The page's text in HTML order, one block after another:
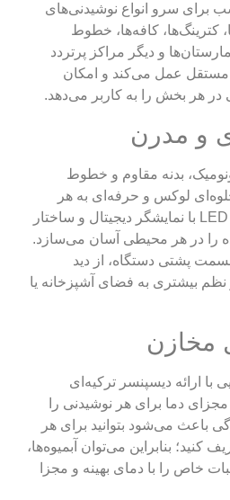
مناسب برای سرو انواع نوشیدنی‌های
کترینگ‌ها، کافه‌ها، خطوط
و دیگر مراکز پرتردد
عمل می‌کند و امکان
در هر بخش را به کاربر می‌دهد.
و مدرن
بدنه مقاوم و خطوط
لوکس و حرفه‌ای به هر
فضای سرو می‌بخشد. پنل LED با نمایشگر دیجیتال و ساختار
را در هر محیطی آسان می‌سازد.
پشتی دستگاه، از دید
بیشتری به فضای آشپزخانه یا
مخازن
با ارائه دیسپنسر ترکیه‌ای
دما برای هر نوشیدنی را
باعث می‌شود بتوانید برای هر
کنید؛ بنابراین می‌توان آبمیوه‌ها،
خاص را با دمای بهینه و مجزا